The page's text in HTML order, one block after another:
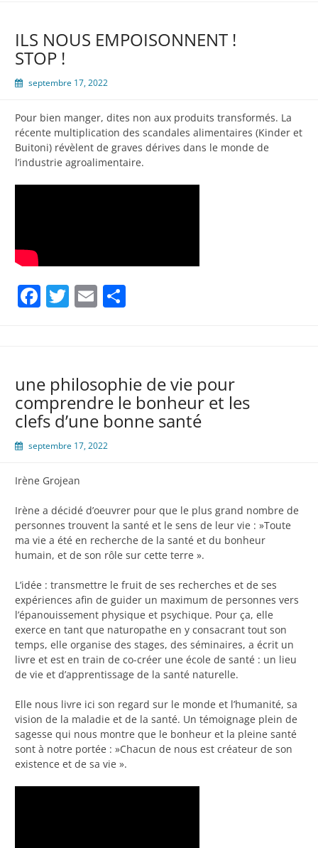
ILS NOUS EMPOISONNENT !
STOP !
septembre 17, 2022
Pour bien manger, dites non aux produits transformés. La
récente multiplication des scandales alimentaires (Kinder et
Buitoni) révèlent de graves dérives dans le monde de
l’industrie agroalimentaire.
Facebook
Twitter
Email
une philosophie de vie pour
comprendre le bonheur et les
clefs d’une bonne santé
septembre 17, 2022
Irène Grojean
Irène a décidé d’oeuvrer pour que le plus grand nombre de
personnes trouvent la santé et le sens de leur vie : »Toute
ma vie a été en recherche de la santé et du bonheur
humain, et de son rôle sur cette terre ».
L’idée : transmettre le fruit de ses recherches et de ses
expériences afin de guider un maximum de personnes vers
l’épanouissement physique et psychique. Pour ça, elle
exerce en tant que naturopathe en y consacrant tout son
temps, elle organise des stages, des séminaires, a écrit un
livre et est en train de co-créer une école de santé : un lieu
de vie et d’apprentissage de la santé naturelle.
Elle nous livre ici son regard sur le monde et l’humanité, sa
vision de la maladie et de la santé. Un témoignage plein de
sagesse qui nous montre que le bonheur et la pleine santé
sont à notre portée : »Chacun de nous est créateur de son
existence et de sa vie ».